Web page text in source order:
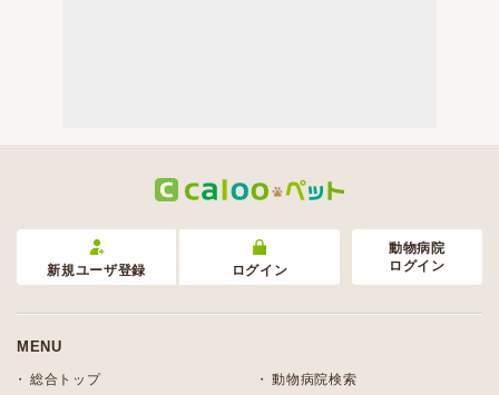
新規ユーザ登録 ログイン
動物病院
ログイン
MENU
総合トップ 動物病院検索